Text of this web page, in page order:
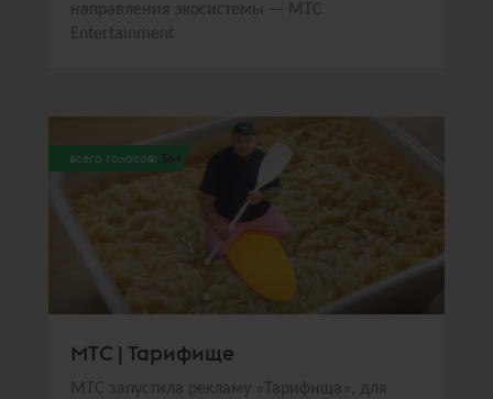
направления экосистемы — МТС
Entertainment
всего голосов: 364
МТС | Тарифище
МТС запустила рекламу «Тарифища», для